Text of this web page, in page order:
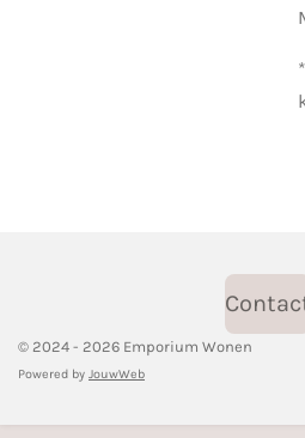
© 2024 - 2026 Emporium Wonen
Powered by JouwWeb